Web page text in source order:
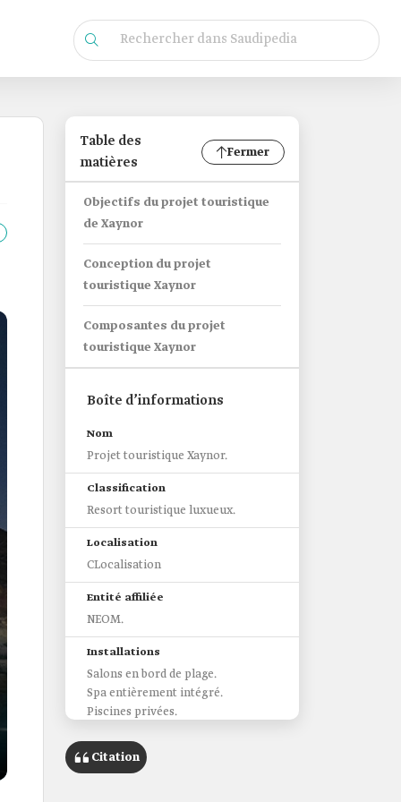
Table des
matières
Fermer
Objectifs du projet touristique
de Xaynor
Conception du projet
touristique Xaynor
Composantes du projet
touristique Xaynor
Boîte d’informations
Nom
Projet touristique Xaynor.
Classification
Resort touristique luxueux.
Localisation
CLocalisation
Entité affiliée
NEOM.
Installations
Salons en bord de plage.
Spa entièrement intégré.
Piscines privées.
Lieux de divertissement.
Installation de loisirs.
Citation